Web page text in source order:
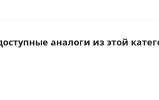
аналоги из этой